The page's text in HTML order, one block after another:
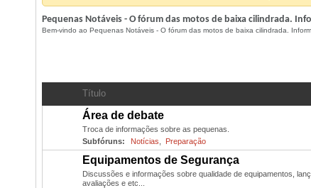
Pequenas Notáveis - O fórum das motos de baixa cilindrada.
Bem-vindo ao Pequenas Notáveis - O fórum das motos de baixa cilindrada.
Título
Área de debate
Troca de informações sobre as pequenas.
Subfóruns:
Notícias Preparação
Equipamentos de Segurança
Discussões e informações sobre qualidade de equipamentos,
avaliações e etc...